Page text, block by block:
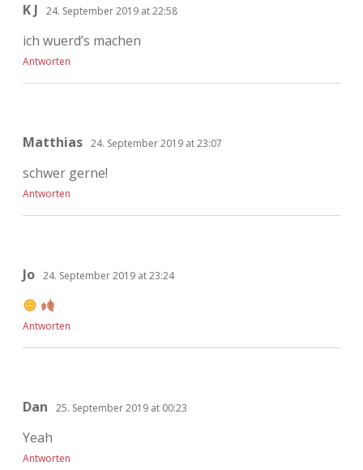
K J 24. September 2019 at 22:58
ich wuerd’s machen
Antworten
Matthias 24. September 2019 at 23:07
schwer gerne!
Antworten
Jo 24. September 2019 at 23:24
Antworten
Dan 25. September 2019 at 00:23
Yeah
Antworten